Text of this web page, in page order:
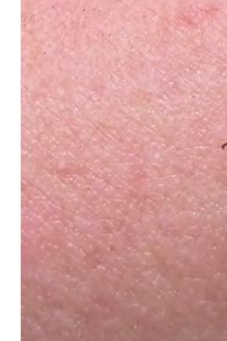
инфекциями
Здоровье
14.05.2026 11:20548